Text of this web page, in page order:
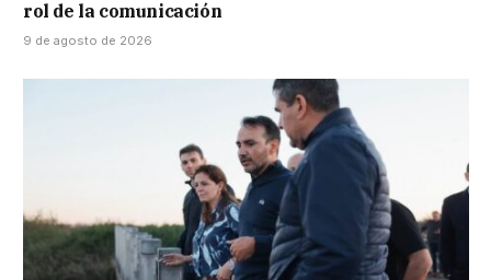
rol de la comunicación
9 de agosto de 2026